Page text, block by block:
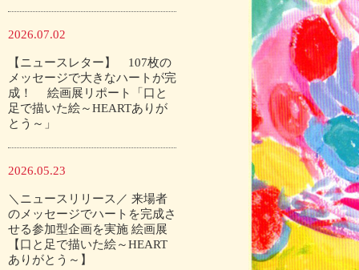
2026.07.02
【ニュースレター】 107枚の
メッセージで大きなハートが完
成！ 絵画展リポート「口と
足で描いた絵～HEARTありが
とう～」
2026.05.23
＼ニュースリリース／ 来場者
のメッセージでハートを完成さ
せる参加型企画を実施 絵画展
【口と足で描いた絵～HEART
ありがとう～】